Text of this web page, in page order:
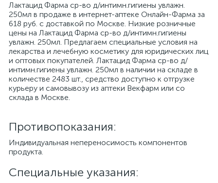
Лактацид Фарма ср-во д/интимн.гигиены увлажн.
250мл в продаже в интернет-аптеке Онлайн-Фарма за
618 руб. с доставкой по Москве. Низкие розничные
цены на Лактацид Фарма ср-во д/интимн.гигиены
увлажн. 250мл. Предлагаем специальные условия на
лекарства и лечебную косметику для юридических лиц
и оптовых покупателей. Лактацид Фарма ср-во д/
интимн.гигиены увлажн. 250мл в наличии на складе в
количестве 2483 шт., средство доступно к отгрузке
курьеру и самовывозу из аптеки Векфарм или со
склада в Москве.
Противопоказания:
Индивидуальная непереносимость компонентов
продукта.
Специальные указания: